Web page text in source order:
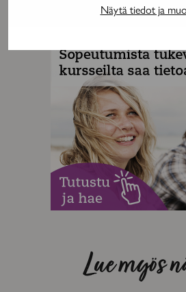
Näytä tiedot ja
Lue myös